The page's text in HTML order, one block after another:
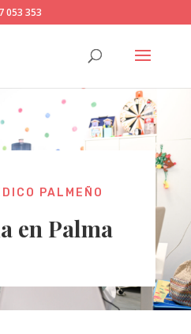
053 353
PALMEÑO
en Palma